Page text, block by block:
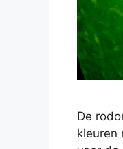
De
kleuren